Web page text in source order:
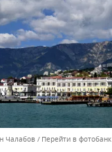
Чалабов Перейти в фотобанк